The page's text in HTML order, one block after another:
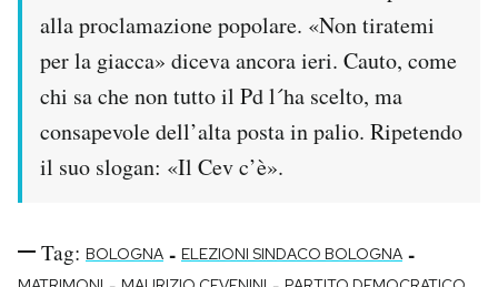
alla proclamazione popolare. «Non tiratemi
per la giacca» diceva ancora ieri. Cauto, come
chi sa che non tutto il Pd l´ha scelto, ma
consapevole dell’alta posta in palio. Ripetendo
il suo slogan: «Il Cev c’è».
Tag: BOLOGNA - ELEZIONI SINDACO BOLOGNA -